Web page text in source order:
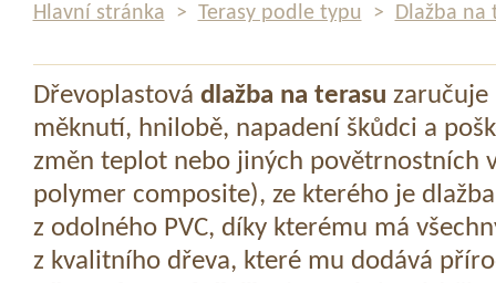
Hlavní stránka > Terasy podle typu > Dlažba na
Dřevoplastová dlažba na terasu zaručuje
měknutí, hnilobě, napadení škůdci a
změn teplot nebo jiných povětrnostních
polymer composite), ze kterého je
z odolného PVC, díky kterému má
z kvalitního dřeva, které mu dodává